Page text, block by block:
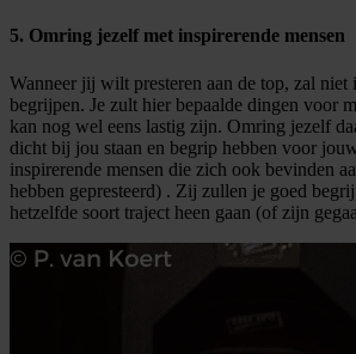
5. Omring jezelf met inspirerende mensen
Wanneer jij wilt presteren aan de top, zal niet
begrijpen. Je zult hier bepaalde dingen voor
kan nog wel eens lastig zijn. Omring jezelf
dicht bij jou staan en begrip hebben voor
inspirerende mensen die zich ook bevinden
hebben gepresteerd) . Zij zullen je goed
hetzelfde soort traject heen gaan (of zijn